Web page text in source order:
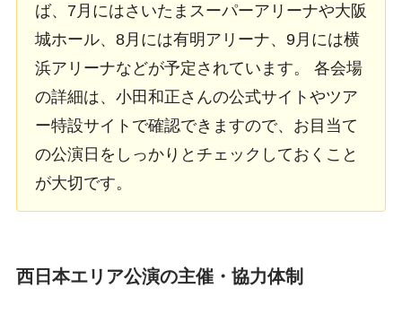
ば、7月にはさいたまスーパーアリーナや大阪
城ホール、8月には有明アリーナ、9月には横
浜アリーナなどが予定されています。 各会場
の詳細は、小田和正さんの公式サイトやツア
ー特設サイトで確認できますので、お目当て
の公演日をしっかりとチェックしておくこと
が大切です。
西日本エリア公演の主催・協力体制